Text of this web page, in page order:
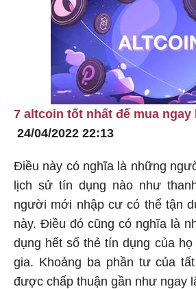
7 altcoin tốt nhất để mua ngay
24/04/2022 22:13
Điều này có nghĩa là những
lịch sử tín dụng nào như
người mới nhập cư có thể tận
này. Điều đó cũng có nghĩa là
dụng hết số thẻ tín dụng của
gia. Khoảng ba phần tư của
được chấp thuận gần như ngay